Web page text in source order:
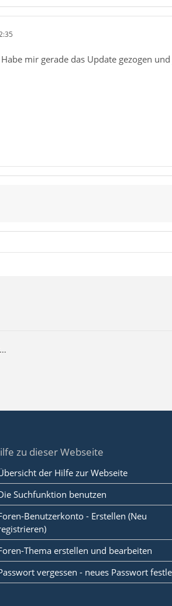
mir gerade das Update gezogen
Sie haben ausgewählt, diese Nachricht digital zu unterschreiben, aber...
zu dieser Webseite
der Hilfe zur Webseite
Suchfunktion benutzen
Benutzerkonto - Erstellen (Neu
Thema erstellen und bearbeiten
vergessen - neues Passwort